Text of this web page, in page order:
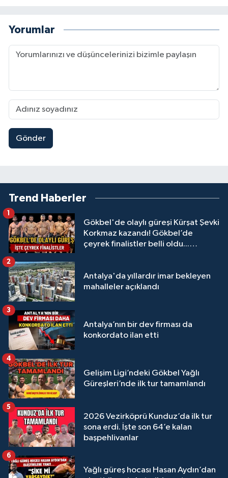
Yorumlar
Gönder
Trend Haberler
Gökbel'de olaylı güreşi Kürşat Şevki
Korkmaz kazandı! Gökbel’de
çeyrek finalistler belli oldu...
1
Antalya'da yıllardır imar bekleyen
mahalleler açıklandı
2
Antalya’nın bir dev firması da
konkordato ilan etti
3
Gelişim Ligi’ndeki Gökbel Yağlı
Güreşleri’nde ilk tur tamamlandı
4
2026 Vezirköprü Kunduz’da ilk tur
sona erdi. İşte son 64’e kalan
başpehlivanlar
5
Yağlı güreş hocası Hasan Aydın’dan
6